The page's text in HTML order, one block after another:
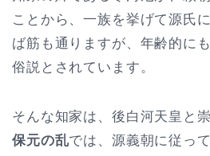
ことから、一族を挙げて源氏
ば筋も通りますが、年齢的に
俗説とされています。
そんな知家は、後白河天皇と
保元の乱では、源義朝に従っ